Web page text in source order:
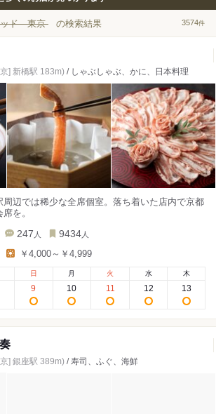
ッド 東京 の検索結果 3574件
] 新橋駅 183m) / しゃぶしゃぶ、かに、日本料理
周辺では稀少な全席個室。落ち着いた店内で京都
を。
247 人 9434 人
￥4,000～￥4,999
日
9
月
10
火
11
水
12
木
13
] 銀座駅 389m) / 寿司、ふぐ、海鮮